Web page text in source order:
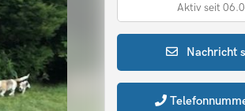
Aktiv seit
Nachricht